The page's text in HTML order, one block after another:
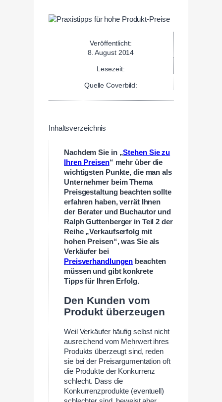
Veröffentlicht:
8. August 2014
Lesezeit:
Quelle Coverbild:
Inhaltsverzeichnis
Nachdem Sie in „Stehen Sie zu
Ihren Preisen“ mehr über die
wichtigsten Punkte, die man als
Unternehmer beim Thema
Preisgestaltung beachten sollte
erfahren haben, verrät Ihnen
der Berater und Buchautor und
Ralph Guttenberger in Teil 2 der
Reihe „Verkaufserfolg mit
hohen Preisen“, was Sie als
Verkäufer bei
Preisverhandlungen beachten
müssen und gibt konkrete
Tipps für Ihren Erfolg.
Den Kunden vom
Produkt überzeugen
Weil Verkäufer häufig selbst nicht
ausreichend vom Mehrwert ihres
Produkts überzeugt sind, reden
sie bei der Preisargumentation oft
die Produkte der Konkurrenz
schlecht. Dass die
Konkurrenzprodukte (eventuell)